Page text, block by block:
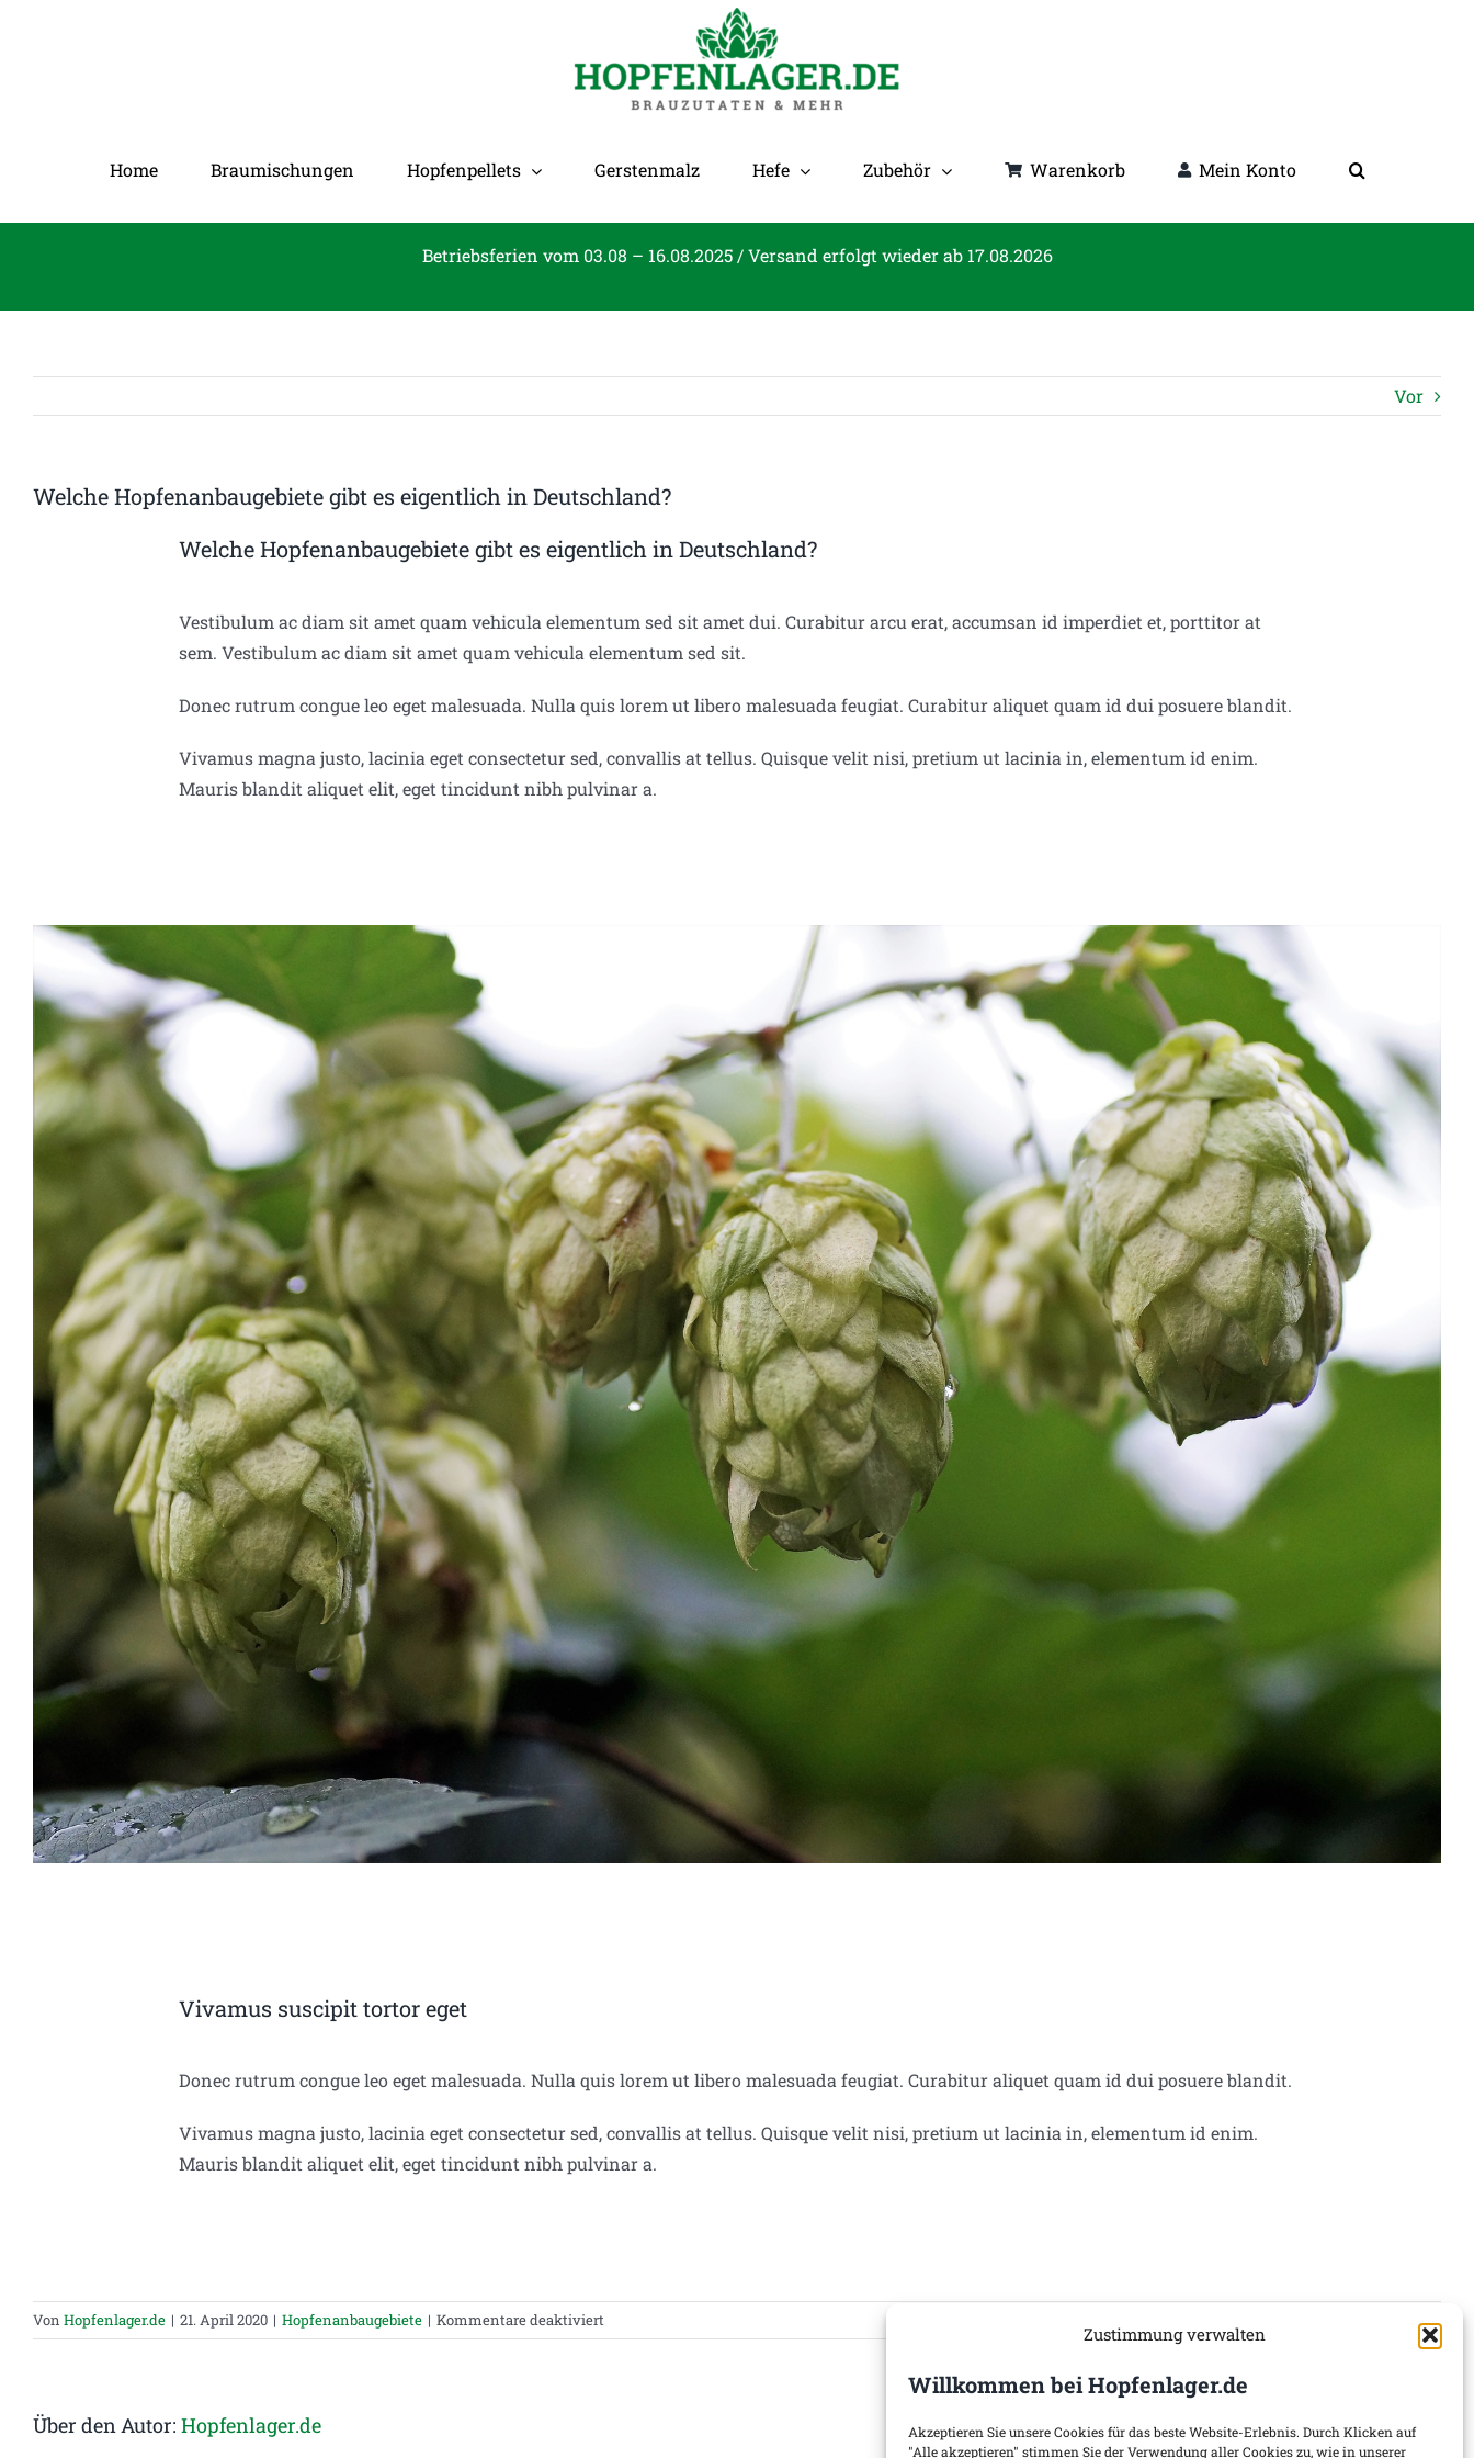
Zustimmung verwalten
Willkommen bei Hopfenlager.de
Akzeptieren Sie unsere Cookies für das beste Website-Erlebnis. Durch Klicken auf
"Alle akzeptieren" stimmen Sie der Verwendung aller Cookies zu, wie in unserer
Home Braumischungen Hopfenpellets Gerstenmalz Hefe Zubehör Warenkorb Mein Konto
Betriebsferien vom 03.08 – 16.08.2025 / Versand erfolgt wieder ab 17.08.2026
Vor
Welche Hopfenanbaugebiete gibt es eigentlich in Deutschland?
Welche Hopfenanbaugebiete gibt es eigentlich in Deutschland?
Vestibulum ac diam sit amet quam vehicula elementum sed sit amet dui. Curabitur arcu erat, accumsan id imperdiet et, porttitor at
sem. Vestibulum ac diam sit amet quam vehicula elementum sed sit.
Donec rutrum congue leo eget malesuada. Nulla quis lorem ut libero malesuada feugiat. Curabitur aliquet quam id dui posuere blandit.
Vivamus magna justo, lacinia eget consectetur sed, convallis at tellus. Quisque velit nisi, pretium ut lacinia in, elementum id enim.
Mauris blandit aliquet elit, eget tincidunt nibh pulvinar a.
Vivamus suscipit tortor eget
Donec rutrum congue leo eget malesuada. Nulla quis lorem ut libero malesuada feugiat. Curabitur aliquet quam id dui posuere blandit.
Vivamus magna justo, lacinia eget consectetur sed, convallis at tellus. Quisque velit nisi, pretium ut lacinia in, elementum id enim.
Mauris blandit aliquet elit, eget tincidunt nibh pulvinar a.
Von Hopfenlager.de | 21. April 2020 | Hopfenanbaugebiete | Kommentare deaktiviert
Welche
Über den Autor: Hopfenlager.de